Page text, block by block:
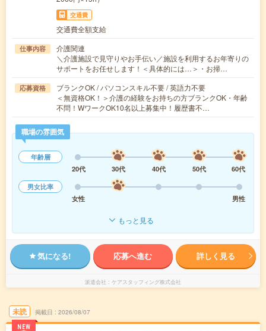
交通費
交通費全額支給
仕事内容
介護関連
＼介護施設で見守りやお手伝い／施設を利用するお年寄りの
サポートをお任せします！＜具体的には…＞・お掃…
応募資格
ブランクOK / パソコンスキル不要 / 英語力不要
＜無資格OK！＞介護の経験をお持ちの方ブランクOK・年齢
不問！WワークOK10名以上募集中！履歴書不…
職場の雰囲気
年齢層
20代
30代 40代 50代
60代
男女比率
女性
男性
もっと見る
気になる! 応募へ進む 詳しく見る
派遣会社 ケアスタッフィング株式会社
未読
NEW
掲載日 2026/08/07